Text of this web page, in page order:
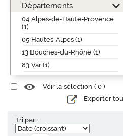
Départements
04 Alpes-de-Haute-Provence
(1)
05 Hautes-Alpes (1)
13 Bouches-du-Rhône (1)
83 Var (1)
Voir la sélection ( 0 )
Exporter
Tri par :